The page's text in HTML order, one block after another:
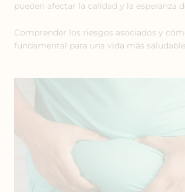
pueden afectar la calidad y la esperanza
Comprender los riesgos asociados y
fundamental para una vida más